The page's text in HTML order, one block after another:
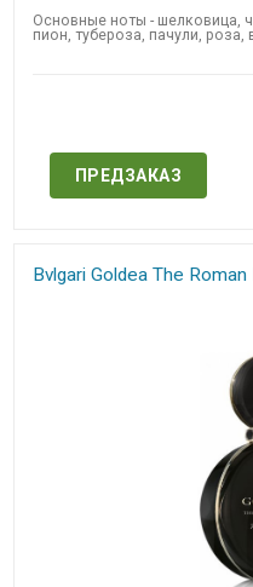
Основные ноты - шелковица,
пион, тубероза, пачули, роза,
ПРЕДЗАКАЗ
Bvlgari Goldea The